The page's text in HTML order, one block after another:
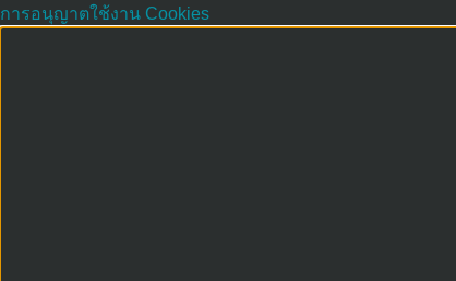
การอนุญาตใช้งาน Cookies